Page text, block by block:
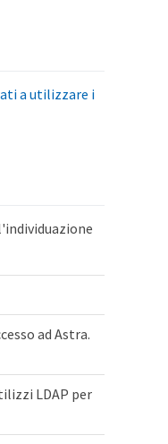
a utilizzare i
ad Astra.
LDAP per